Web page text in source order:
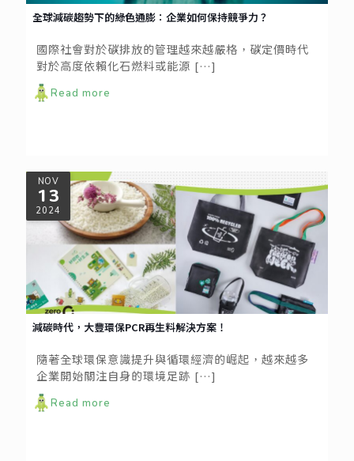
全球減碳趨勢下的綠色通膨：企業如何保持競爭力？
國際社會對於碳排放的管理越來越嚴格，碳定價時代
對於高度依賴化石燃料或能源 […]
Read more
NOV
13
2024
減碳時代，大豐環保PCR再生料解決方案！
隨著全球環保意識提升與循環經濟的崛起，越來越多
企業開始關注自身的環境足跡 […]
Read more